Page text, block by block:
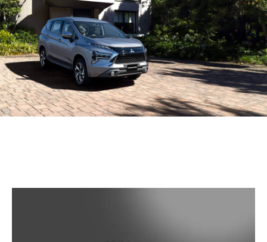
PHỤ KIỆN HỢP TÁC BÊN THỨ 3